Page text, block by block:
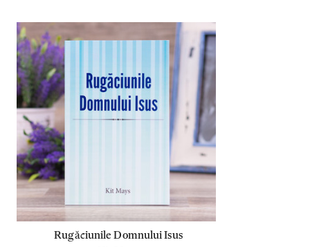
Rugăciunile Domnului Isus